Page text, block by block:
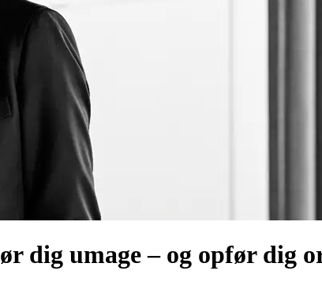
dig umage – og opfør dig